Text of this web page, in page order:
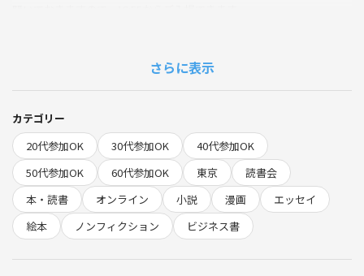
↓
〇各自の推し本の紹介（一人10分～15分）
↓
〇今後の読書会のテーマのご紹介
21:30終了
--------------
【ご参加にあたってのご留意点】
ご参加いただく方が、安心して交流ができるように,以下の点ご留意く
ださい。
さらに表示
カテゴリー
20代参加OK
30代参加OK
40代参加OK
50代参加OK
60代参加OK 東京
読書会
本・読書
オンライン 小説 漫画
エッセイ
絵本
ノンフィクション ビジネス書